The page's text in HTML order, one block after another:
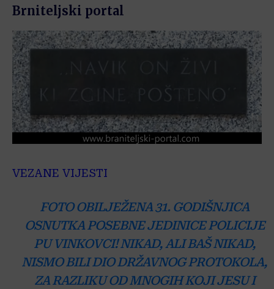
Brniteljski portal
VEZANE VIJESTI
FOTO OBILJEŽENA 31. GODIŠNJICA
OSNUTKA POSEBNE JEDINICE POLICIJE
PU VINKOVCI! NIKAD, ALI BAŠ NIKAD,
NISMO BILI DIO DRŽAVNOG PROTOKOLA,
ZA RAZLIKU OD MNOGIH KOJI JESU I